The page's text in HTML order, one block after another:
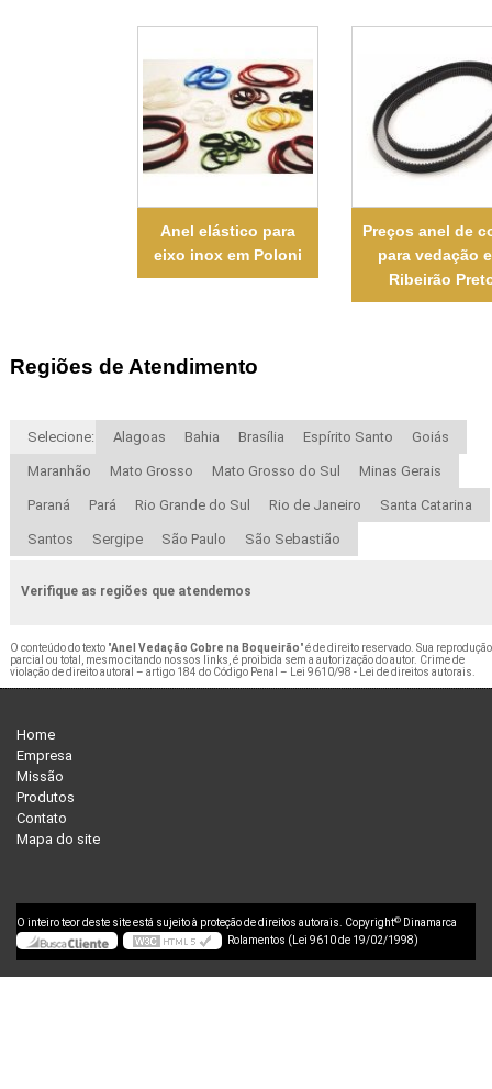
Anel elástico para
eixo inox em Poloni
Preços anel de
para vedação
Ribeirão
Regiões de Atendimento
Selecione: Alagoas Bahia Brasília Espírito Santo Goiás
Maranhão Mato Grosso Mato Grosso do Sul Minas Gerais
Paraná Pará Rio Grande do Sul Rio de Janeiro Santa Catarina
Santos Sergipe São Paulo São Sebastião
Verifique as regiões que atendemos
O conteúdo do texto "Anel Vedação Cobre na Boqueirão" é de direito reservado. Sua
parcial ou total, mesmo citando nossos links, é proibida sem a autorização do autor. Crime de
violação de direito autoral – artigo 184 do Código Penal – Lei 9610/98 - Lei de direitos autorais.
Home
Empresa
Missão
Produtos
Contato
Mapa do site
O inteiro teor deste site está sujeito à proteção de direitos autorais. Copyright© Dinamarca
Rolamentos (Lei 9610 de 19/02/1998)